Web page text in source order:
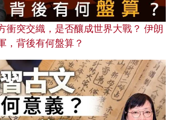
衝突交織，是否釀成世界大戰？ 伊朗
，背後有何盤算？